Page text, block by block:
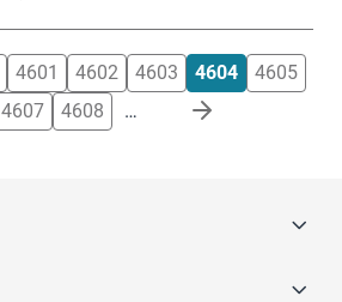
4601 4602 4603 4604
4605
4607 4608 …